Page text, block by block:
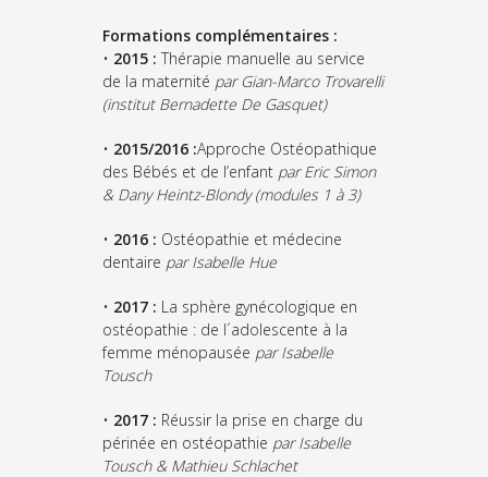
Formations complémentaires :
• 2015 : Thérapie manuelle au service
de la maternité par Gian-Marco Trovarelli
(institut Bernadette De Gasquet)
• 2015/2016 :Approche Ostéopathique
des Bébés et de l’enfant par Eric Simon
& Dany Heintz-Blondy (modules 1 à 3)
• 2016 : Ostéopathie et médecine
dentaire par Isabelle Hue
• 2017 : La sphère gynécologique en
ostéopathie : de l´adolescente à la
femme ménopausée par Isabelle
Tousch
• 2017 : Réussir la prise en charge du
périnée en ostéopathie par Isabelle
Tousch & Mathieu Schlachet